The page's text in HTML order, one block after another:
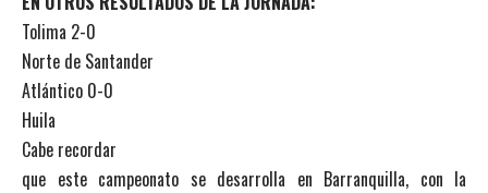
Tolima 2-0
Norte de Santander
Atlántico 0-0
Huila
Cabe recordar
que este campeonato se desarrolla en Barranquilla, con la